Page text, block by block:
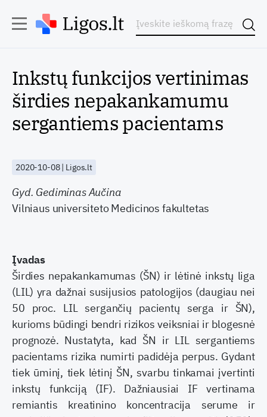
Inkstų funkcijos vertinimas
širdies nepakankamumu
sergantiems pacientams
2020-10-08 | Ligos.lt
Gyd. Gediminas Aučina
Vilniaus universiteto Medicinos fakultetas
Įvadas
Širdies nepakankamumas (ŠN) ir lėtinė inkstų liga
(LIL) yra dažnai susijusios patologijos (daugiau nei
50 proc. LIL sergančių pacientų serga ir ŠN),
kurioms būdingi bendri rizikos veiksniai ir blogesnė
prognozė. Nustatyta, kad ŠN ir LIL sergantiems
pacientams rizika numirti padidėja perpus. Gydant
tiek ūminį, tiek lėtinį ŠN, svarbu tinkamai įvertinti
inkstų funkciją (IF). Dažniausiai IF vertinama
remiantis kreatinino koncentracija serume ir